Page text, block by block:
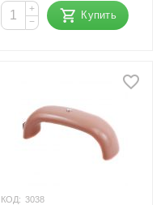
+
−
Купить
КОД: 3038